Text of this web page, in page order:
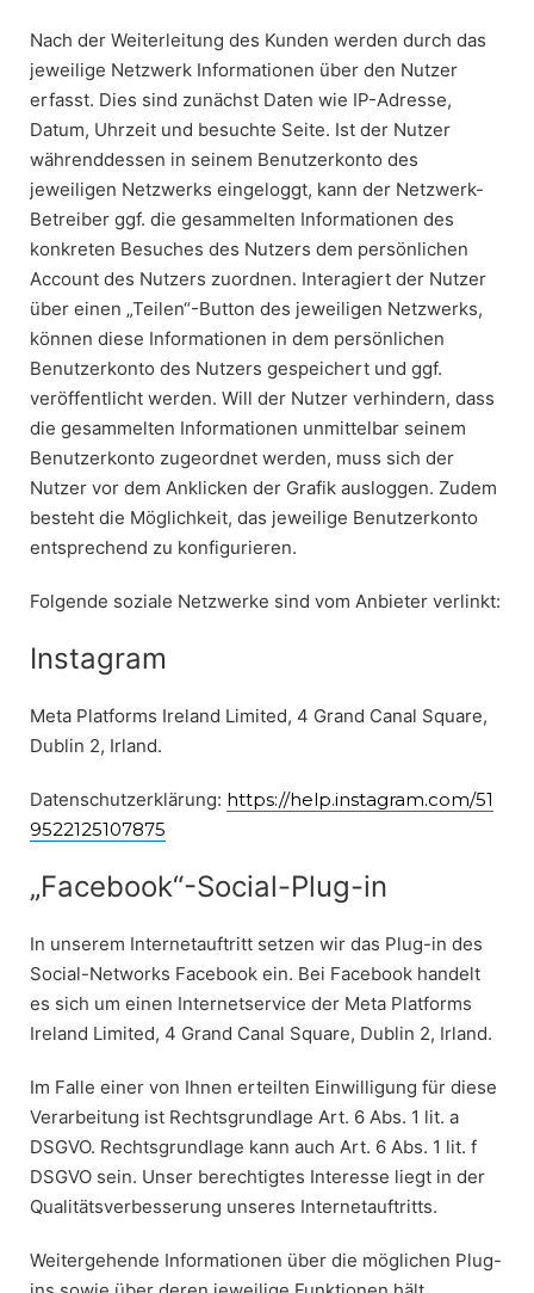
Nach der Weiterleitung des Kunden werden durch das
jeweilige Netzwerk Informationen über den Nutzer
erfasst. Dies sind zunächst Daten wie IP-Adresse,
Datum, Uhrzeit und besuchte Seite. Ist der Nutzer
währenddessen in seinem Benutzerkonto des
jeweiligen Netzwerks eingeloggt, kann der Netzwerk-
Betreiber ggf. die gesammelten Informationen des
konkreten Besuches des Nutzers dem persönlichen
Account des Nutzers zuordnen. Interagiert der Nutzer
über einen „Teilen“-Button des jeweiligen Netzwerks,
können diese Informationen in dem persönlichen
Benutzerkonto des Nutzers gespeichert und ggf.
veröffentlicht werden. Will der Nutzer verhindern, dass
die gesammelten Informationen unmittelbar seinem
Benutzerkonto zugeordnet werden, muss sich der
Nutzer vor dem Anklicken der Grafik ausloggen. Zudem
besteht die Möglichkeit, das jeweilige Benutzerkonto
entsprechend zu konfigurieren.
Folgende soziale Netzwerke sind vom Anbieter verlinkt:
Instagram
Meta Platforms Ireland Limited, 4 Grand Canal Square,
Dublin 2, Irland.
Datenschutzerklärung: https://help.instagram.com/51
9522125107875
„Facebook“-Social-Plug-in
In unserem Internetauftritt setzen wir das Plug-in des
Social-Networks Facebook ein. Bei Facebook handelt
es sich um einen Internetservice der Meta Platforms
Ireland Limited, 4 Grand Canal Square, Dublin 2, Irland.
Im Falle einer von Ihnen erteilten Einwilligung für diese
Verarbeitung ist Rechtsgrundlage Art. 6 Abs. 1 lit. a
DSGVO. Rechtsgrundlage kann auch Art. 6 Abs. 1 lit. f
DSGVO sein. Unser berechtigtes Interesse liegt in der
Qualitätsverbesserung unseres Internetauftritts.
Weitergehende Informationen über die möglichen Plug-